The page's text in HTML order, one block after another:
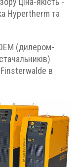
Hypertherm та
(дилером-
в